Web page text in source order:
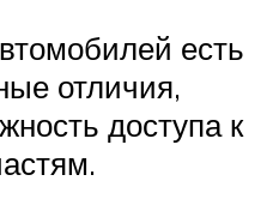
есть
отличия,
доступа к